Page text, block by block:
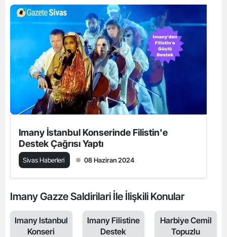
Imany İstanbul Konserinde Filistin'e
Destek Çağrısı Yaptı
Sivas Haberleri 08 Haziran 2024
Imany Gazze Saldirilari İle İlişkili Konular
Imany Istanbul
Konseri
Imany Filistine
Destek
Harbiye Cemil
Topuzlu